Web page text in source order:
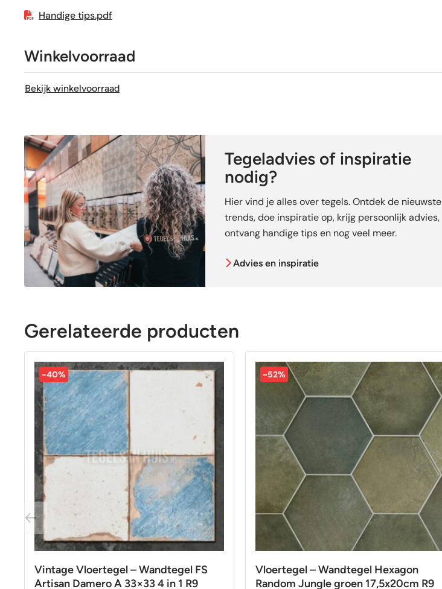
Geschikt voor vloerverwarming
Handige tips.pdf
Winkelvoorraad
Bekijk winkelvoorraad
Tegeladvies of inspiratie
nodig?
Hier vind je alles over tegels. Ontdek de nieuwste
trends, doe inspiratie op, krijg persoonlijk advies,
ontvang handige tips en nog veel meer.
Advies en inspiratie
Gerelateerde producten
-40%
Vintage Vloertegel – Wandtegel FS
Artisan Damero A 33×33 4 in 1 R9
-52%
Vloertegel – Wandtegel Hexagon
Random Jungle groen 17,5x20cm R9